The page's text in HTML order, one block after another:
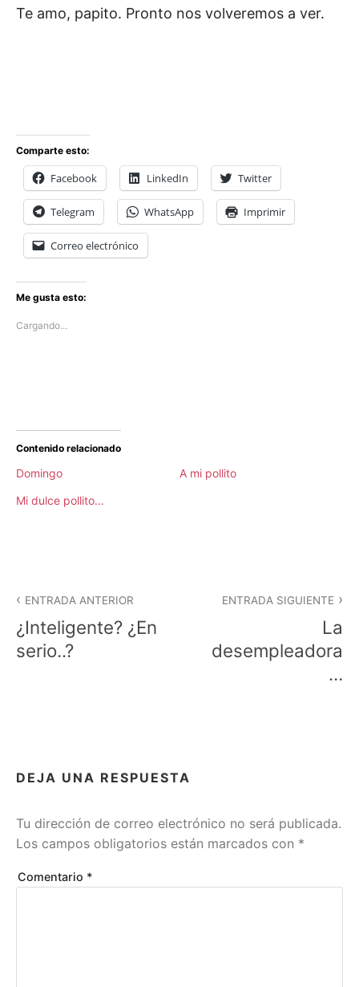
Te amo, papito. Pronto nos volveremos a ver.
Comparte esto:
Facebook LinkedIn Twitter
Telegram WhatsApp Imprimir
Correo electrónico
Me gusta esto:
Cargando...
Contenido relacionado
Domingo
A mi pollito
Mi dulce pollito…
c
E
F
E
I
N
de
entradas
ENTRADA ANTERIOR
¿Inteligente? ¿En
serio..?
ENTRADA SIGUIENTE
La
desempleadora
…
DEJA UNA RESPUESTA
Tu dirección de correo electrónico no será publicada.
Los campos obligatorios están marcados con *
Comentario *